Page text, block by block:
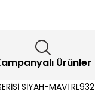
Ürünler
SİYAH-MAVİ RL932